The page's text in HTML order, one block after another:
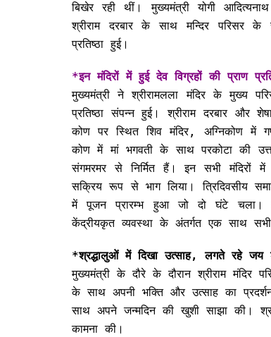
बिखेर रही थीं। मुख्यमंत्री योगी
श्रीराम दरबार के साथ मन्दिर परिसर
प्रतिष्ठा हुई।
*इन मंदिरों में हुई देव विग्रहों की प्राण
मुख्यमंत्री ने श्रीरामलला मंदिर के मुख्य
प्रतिष्ठा संपन्न हुई। श्रीराम दरबार और
कोण पर स्थित शिव मंदिर, अग्निकोण में
कोण में मां भगवती के साथ परकोटा की
संगमरमर से निर्मित हैं। इन सभी मंदिरों
सक्रिय रूप से भाग लिया। त्रिदिवसीय
में पूजन प्रारम्भ हुआ जो दो घंटे
केंद्रीयकृत व्यवस्था के अंतर्गत एक साथ सभी
*श्रद्धालुओं में दिखा उत्साह, लगते रहे जय
मुख्यमंत्री के दौरे के दौरान श्रीराम मंदिर
के साथ अपनी भक्ति और उत्साह का
साथ अपने जन्मदिन की खुशी साझा की।
कामना की।